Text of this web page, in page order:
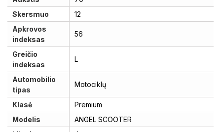
Skersmuo
12
Apkrovos
indeksas
56
Greičio
indeksas
L
Automobilio
tipas
Motociklų
Klasė
Premium
Modelis
ANGEL SCOOTER